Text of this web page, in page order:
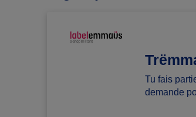
Tu fais
demande